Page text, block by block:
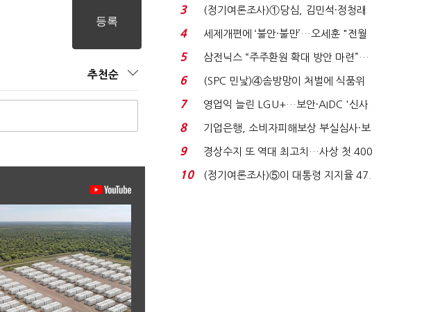
추천순
목…9월 ‘폴...
3
(정기여론조사)①당심, 김민석·정청래
'초접전'…대통령 ...
4
세제개편에 ‘불안·불만’…오세훈 "전월
세 구하기 더 ...
5
삼전닉스 “주주환원 확대 방안 마련”…
로이터에 성명...
6
(SPC 민낯)④솜방망이 처벌에 식품위
생법 위반 반복...
7
영업익 늘린 LGU+…보안·AIDC '신사
업 드라이브'...
8
기업은행, 소비자피해보상 부실심사·보
이스피싱 공시 ...
9
경상수지 또 역대 최고치…사상 첫 400
억달러에 '3% 성...
10
(정기여론조사)⑤이 대통령 지지율 47.